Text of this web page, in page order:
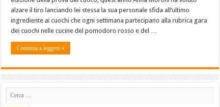
alzare il tiro lanciando lei stessa la sua personale sfida all’ultimo
ingrediente ai cuochi che ogni settimana partecipano alla rubrica gara
dei cuochi nelle cucine del pomodoro rosso e del …
Continua a leggere »